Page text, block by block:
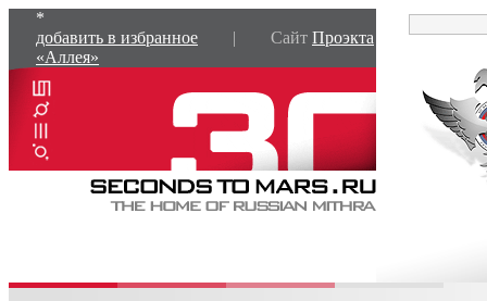
*
добавить в избранное
| Сайт Проэкта
«Аллея»